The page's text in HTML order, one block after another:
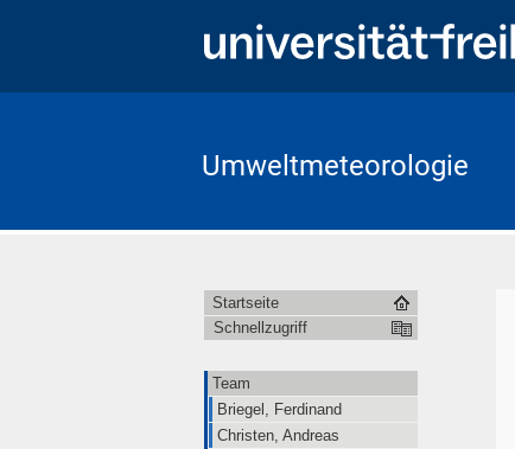
Umweltmeteorologie
Startseite
Schnellzugriff
Team
Briegel, Ferdinand
Christen, Andreas